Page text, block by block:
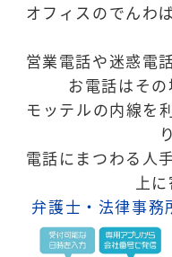
オフィスのでんわ
営業電話や迷惑電
お電話はその
モッテルの内線を
電話にまつわる人
上に
弁護士・法律事務